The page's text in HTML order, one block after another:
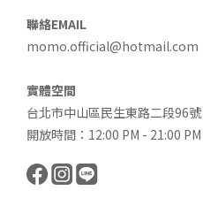
聯絡EMAIL
momo.official@hotmail.com
實體空間
台北市中山區民生東路二段96號
開放時間：12:00 PM - 21:00 PM